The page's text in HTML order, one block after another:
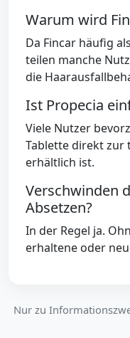
Warum wird
Da Fincar häufig
teilen manche
die
Ist Propecia
Viele Nutzer
Tablette direkt zur
erhältlich ist.
Verschwinden
Absetzen?
In der Regel ja.
erhaltene oder
Nur zu